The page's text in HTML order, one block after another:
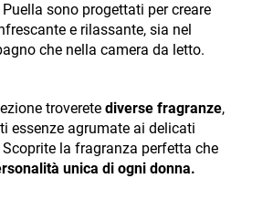
sono progettati per creare
e rilassante, sia nel
che nella camera da letto.
troverete diverse fragranze,
essenze agrumate ai delicati
la fragranza perfetta che
unica di ogni donna.